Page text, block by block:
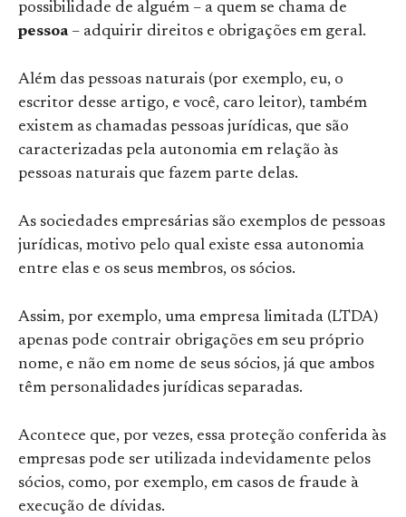
possibilidade de alguém – a quem se chama de
pessoa– adquirir direitos e obrigações em geral.
Além das pessoas naturais (por exemplo, eu, o
escritor desse artigo, e você, caro leitor), também
existem as chamadas pessoas jurídicas, que são
caracterizadas pela autonomia em relação às
pessoas naturais que fazem parte delas.
As sociedades empresárias são exemplos de pessoas
jurídicas, motivo pelo qual existe essa autonomia
entre elas e os seus membros, os sócios.
Assim, por exemplo, uma empresa limitada (LTDA)
apenas pode contrair obrigações em seu próprio
nome, e não em nome de seus sócios, já que ambos
têm personalidades jurídicas separadas.
Acontece que, por vezes, essa proteção conferida às
empresas pode ser utilizada indevidamente pelos
sócios, como, por exemplo, em casos de fraude à
execução de dívidas.